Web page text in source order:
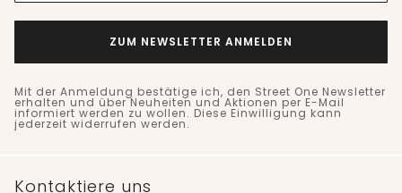
ZUM NEWSLETTER ANMELDEN
Mit der Anmeldung bestätige ich, den Street One Newsletter
erhalten und über Neuheiten und Aktionen per E-Mail
informiert werden zu wollen. Diese Einwilligung kann
jederzeit widerrufen werden.
Kontaktiere uns